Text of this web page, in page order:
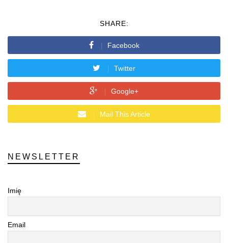
SHARE:
Facebook
Twitter
Google+
Mail This Article
NEWSLETTER
Imię
Email